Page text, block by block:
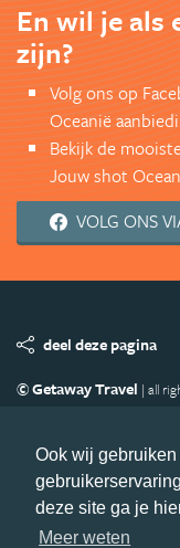
Ook wij
deze site ga je
Meer weten
En wil je als
zijn?
Volg ons op
Oceanië
Bekijk de
Jouw shot
VOLG ONS
deel deze pagina
© Getaway Travel | all
Copyright
Privacy
Volg Oceanie.nl
Nieuwsbrief